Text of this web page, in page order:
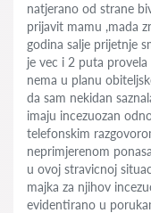
natjerano od strane
prijavit mamu ,mada
godina salje prijetnje
je vec i 2 puta
nema u planu
da sam nekidan
imaju incezuozan
telefonskim
neprimjerenom
u ovoj stravicnoj
majka za njihov
evidentirano u